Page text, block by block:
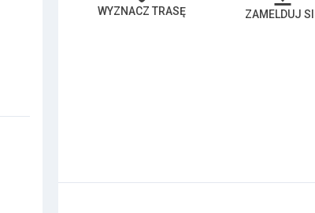
WYZNACZ TRASĘ ZAMELDUJ